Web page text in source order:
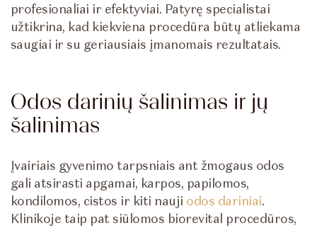
profesionaliai ir efektyviai. Patyrę specialistai
užtikrina, kad kiekviena procedūra būtų atliekama
saugiai ir su geriausiais įmanomais rezultatais.
Odos darinių šalinimas ir jų
šalinimas
Įvairiais gyvenimo tarpsniais ant žmogaus odos
gali atsirasti apgamai, karpos, papilomos,
kondilomos, cistos ir kiti nauji odos dariniai.
Klinikoje taip pat siūlomos biorevital procedūros,